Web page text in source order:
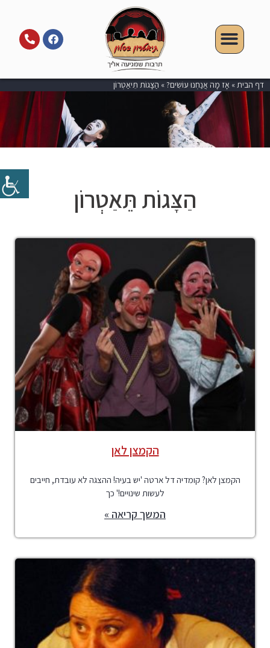
דף הבית» אָז מָה אֲנַחְנוּ עוֹשִׂים?» הַצָּגוֹת תֵּיאַטְרוֹן
הַצָּגוֹת תֵּאַטְרוֹן
הקמצן לאן
הקמצן לאן? קומדיה דל ארטה 'יש בעיה! ההצגה לא עובדת, חייבים
לעשות שינויים!' כך
המשך קריאה »